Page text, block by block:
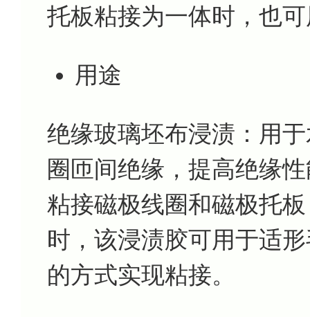
托板粘接为一体时，也
用途
绝缘玻璃坯布浸渍：用
圈匝间绝缘，提高绝缘
粘接磁极线圈和磁极托
时，该浸渍胶可用于适
的方式实现粘接。